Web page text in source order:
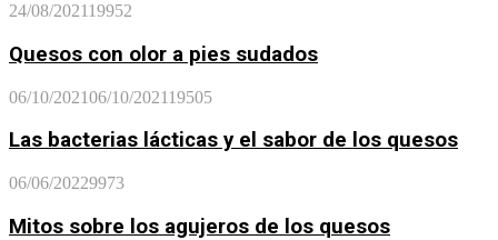
24/08/202119952
Quesos con olor a pies sudados
06/10/202106/10/202119505
Las bacterias lácticas y el sabor de los quesos
06/06/20229973
Mitos sobre los agujeros de los quesos